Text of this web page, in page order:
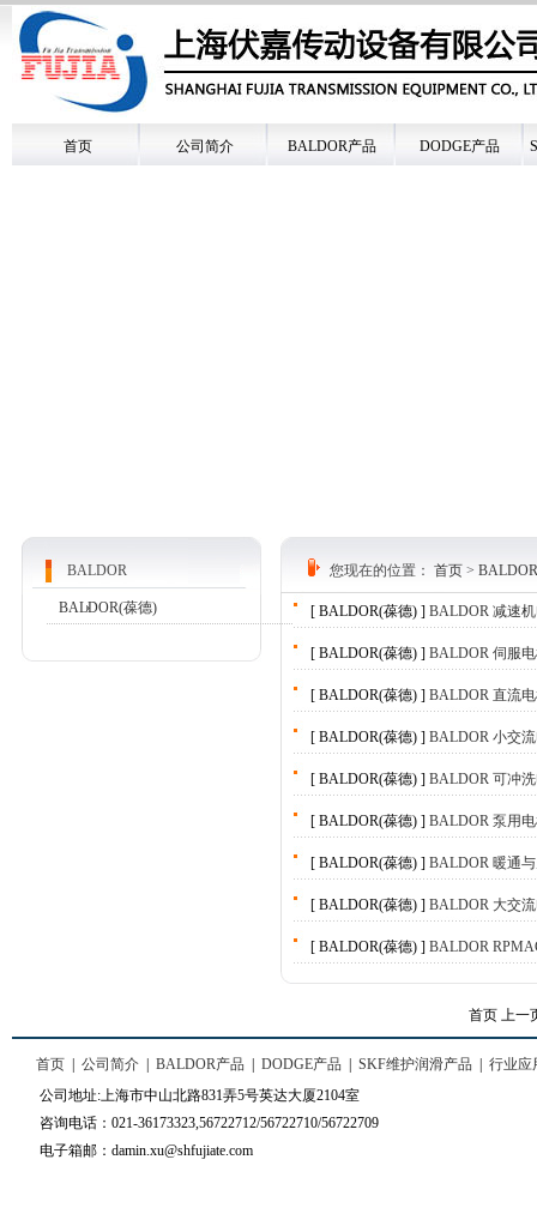
首页 公司简介 BALDOR产品 DODGE产品
BALDOR
BALDOR(葆德)
您现在的位置： 首页 >
[ BALDOR(葆德) ] BALDOR 减速
[ BALDOR(葆德) ] BALDOR 伺服
[ BALDOR(葆德) ] BALDOR 直流
[ BALDOR(葆德) ] BALDOR 小交
[ BALDOR(葆德) ] BALDOR 可冲
[ BALDOR(葆德) ] BALDOR 泵用
[ BALDOR(葆德) ] BALDOR 暖通
[ BALDOR(葆德) ] BALDOR 大交
[ BALDOR(葆德) ] BALDOR
首页 上一
首页 公司简介 BALDOR产品 DODGE产品 SKF维护润滑产品
行业应
公司地址:上海市中山北路831弄5号英达大厦2104室
咨询电话：021-36173323,56722712/56722710/56722709
电子箱邮：damin.xu@shfujiate.com